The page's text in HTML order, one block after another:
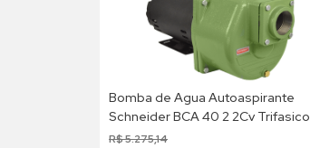
Bomba de Agua Autoaspirante
Schneider BCA 40 2 2Cv Trifasico
R$5.275,14